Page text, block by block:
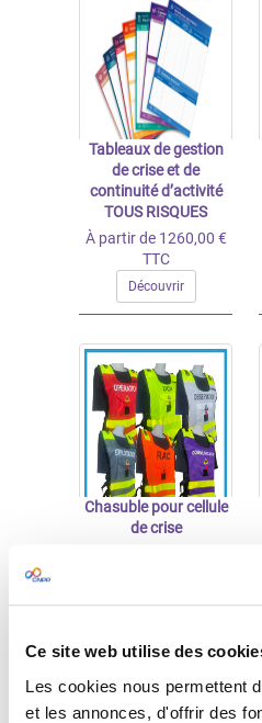
Ce site web utilise des
Les cookies nous permettent
et les annonces, d'offrir des
Tableaux de gestion
de crise et de
continuité d’activité
TOUS RISQUES
À partir de 1260,00 €
TTC
Découvrir
Chasuble pour cellule
de crise
Découvrir